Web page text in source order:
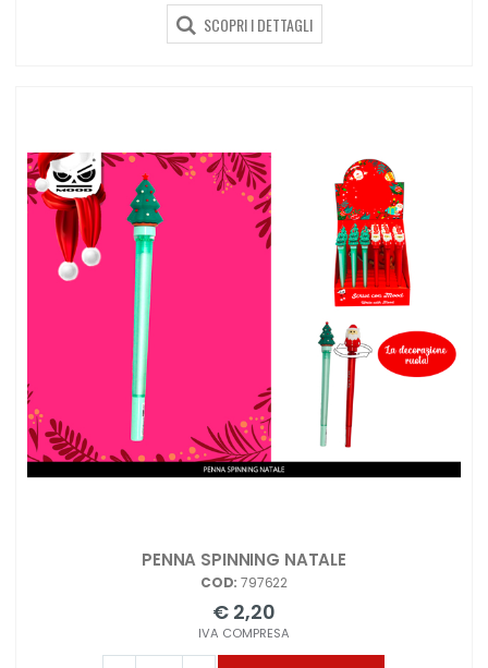
SCOPRI I DETTAGLI
PENNA SPINNING NATALE
COD: 797622
€ 2,20
IVA COMPRESA